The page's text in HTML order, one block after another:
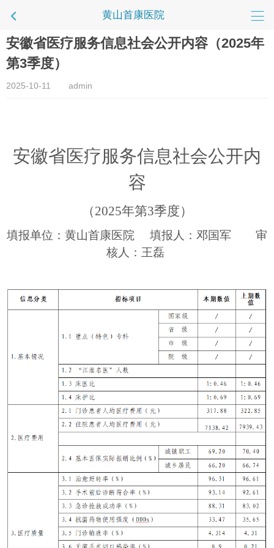
黄山首康医院
​安徽省医疗服务信息社会公开内容（2025年
第3季度）
2025-10-11 admin
安徽省医疗服务信息社会公开内
容
（2025年第3季度）
填报单位：黄山首康医院 填报人： 邓国军 审
核人： 王磊